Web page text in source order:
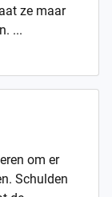
ze maar
...
om er
Schulden